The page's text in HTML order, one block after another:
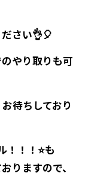
さい👌🎈
やり取りも可
待ちしており
！！！⭐も
りますので、